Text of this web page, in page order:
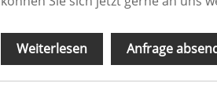
Weiterlesen Anfrage